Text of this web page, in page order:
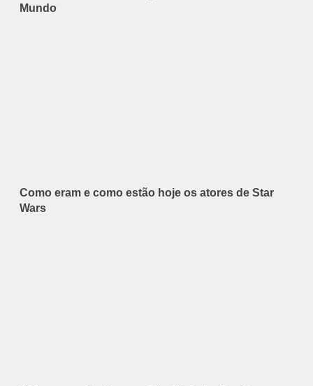
Mundo
Como eram e como estão hoje os atores de Star
Wars